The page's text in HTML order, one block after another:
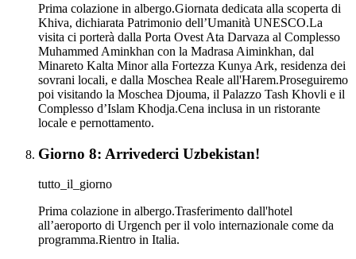
Prima colazione in albergo.Giornata dedicata alla scoperta di
Khiva, dichiarata Patrimonio dell’Umanità UNESCO.La
visita ci porterà dalla Porta Ovest Ata Darvaza al Complesso
Muhammed Aminkhan con la Madrasa Aiminkhan, dal
Minareto Kalta Minor alla Fortezza Kunya Ark, residenza dei
sovrani locali, e dalla Moschea Reale all'Harem.Proseguiremo
poi visitando la Moschea Djouma, il Palazzo Tash Khovli e il
Complesso d’Islam Khodja.Cena inclusa in un ristorante
locale e pernottamento.
Giorno 8: Arrivederci Uzbekistan!
tutto_il_giorno
Prima colazione in albergo.Trasferimento dall'hotel
all’aeroporto di Urgench per il volo internazionale come da
programma.Rientro in Italia.